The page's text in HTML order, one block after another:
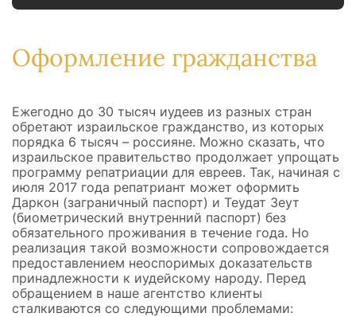
Оформление гражданства
Ежегодно до 30 тысяч иудеев из разных стран
обретают израильское гражданство, из которых
порядка 6 тысяч – россияне. Можно сказать, что
израильское правительство продолжает упрощать
программу репатриации для евреев. Так, начиная с
июля 2017 года репатриант может оформить
Даркон (заграничный паспорт) и Теудат Зеут
(биометрический внутренний паспорт) без
обязательного проживания в течение года. Но
реализация такой возможности сопровождается
предоставлением неоспоримых доказательств
принадлежности к иудейскому народу. Перед
обращением в наше агентство клиенты
сталкиваются со следующими проблемами: